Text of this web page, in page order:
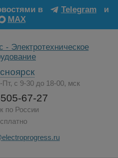
в Telegram
и
MAX
с 9-30 до 18-00, мск
67-27
по России